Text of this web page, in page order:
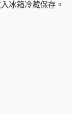
冰箱冷藏保存。